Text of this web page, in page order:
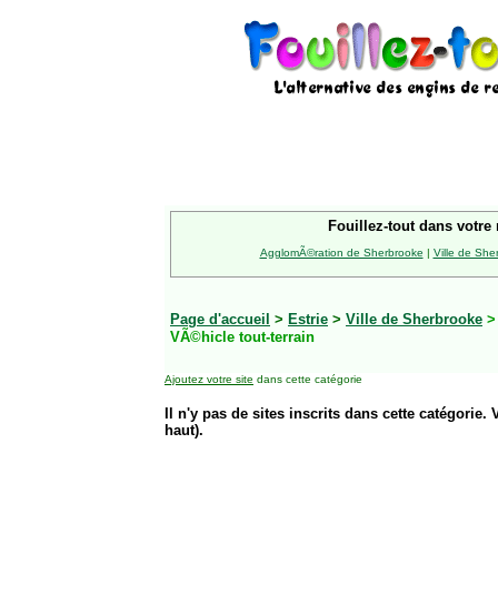
Fouillez-tout dans votre
AgglomÃ©ration de Sherbrooke | Ville de
Page d'accueil > Estrie > Ville de Sherbrooke
VÃ©hicle tout-terrain
Ajoutez votre site dans cette catégorie
Il n'y pas de sites inscrits dans cette
haut).